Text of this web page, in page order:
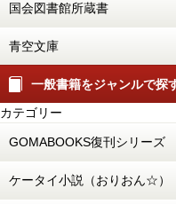
国会図書館所蔵書
青空文庫
一般書籍をジャンルで探
カテゴリー
GOMABOOKS復刊シリーズ
ケータイ小説（おりおん☆）